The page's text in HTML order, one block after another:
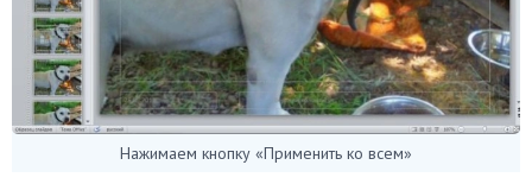
Нажимаем кнопку «Применить ко всем»